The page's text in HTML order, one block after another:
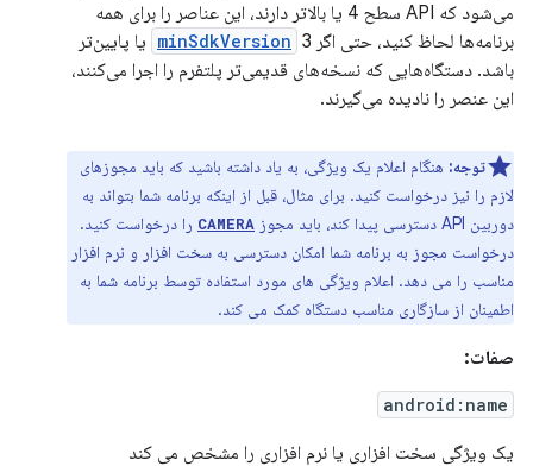
می‌شود که API سطح 4 یا بالاتر دارند، این عناصر را برای همه
برنامه‌ها لحاظ کنید، حتی اگر
minSdkVersion 3 یا پایین‌تر
باشد. دستگاه‌هایی که نسخه‌های قدیمی‌تر پلتفرم را اجرا می‌کنند،
این عنصر را نادیده می‌گیرند.
توجه: هنگام اعلام یک ویژگی، به یاد داشته باشید که باید مجوزهای
لازم را نیز درخواست کنید. برای مثال، قبل از اینکه برنامه شما بتواند به
دوربین API دسترسی پیدا کند، باید مجوز
CAMERA را درخواست کنید.
درخواست مجوز به برنامه شما امکان دسترسی به سخت افزار و نرم افزار
مناسب را می دهد. اعلام ویژگی های مورد استفاده توسط برنامه شما به
اطمینان از سازگاری مناسب دستگاه کمک می کند.
صفات:
android:name
یک ویژگی سخت افزاری یا نرم افزاری را مشخص می کند